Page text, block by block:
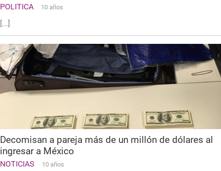
POLITICA 10 años
[...]
Decomisan a pareja más de un millón de dólares al
ingresar a México
NOTICIAS 10 años